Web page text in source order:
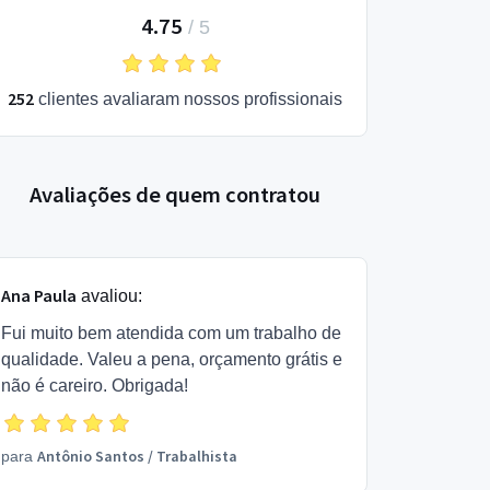
4.75 / 5
252 clientes avaliaram nossos profissionais
Avaliações de quem contratou
Ana Paula avaliou:
Fui muito bem atendida com um trabalho de
qualidade. Valeu a pena, orçamento grátis e
não é careiro. Obrigada!
para Antônio Santos / Trabalhista